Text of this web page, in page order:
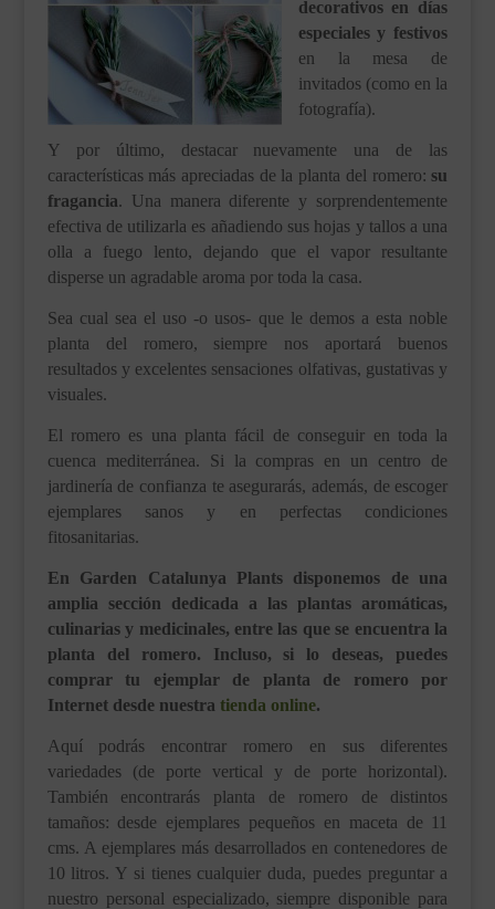
decorativos en días
especiales y festivos
en la mesa de
invitados (como en la
fotografía).
Y por último, destacar nuevamente una de las
características más apreciadas de la planta del romero: su
fragancia. Una manera diferente y sorprendentemente
efectiva de utilizarla es añadiendo sus hojas y tallos a una
olla a fuego lento, dejando que el vapor resultante
disperse un agradable aroma por toda la casa.
Sea cual sea el uso -o usos- que le demos a esta noble
planta del romero, siempre nos aportará buenos
resultados y excelentes sensaciones olfativas, gustativas y
visuales.
El romero es una planta fácil de conseguir en toda la
cuenca mediterránea. Si la compras en un centro de
jardinería de confianza te asegurarás, además, de escoger
ejemplares sanos y en perfectas condiciones
fitosanitarias.
En Garden Catalunya Plants disponemos de una
amplia sección dedicada a las plantas aromáticas,
culinarias y medicinales, entre las que se encuentra la
planta del romero. Incluso, si lo deseas, puedes
comprar tu ejemplar de planta de romero por
Internet desde nuestra tienda online.
Aquí podrás encontrar romero en sus diferentes
variedades (de porte vertical y de porte horizontal).
También encontrarás planta de romero de distintos
tamaños: desde ejemplares pequeños en maceta de 11
cms. A ejemplares más desarrollados en contenedores de
10 litros. Y si tienes cualquier duda, puedes preguntar a
nuestro personal especializado, siempre disponible para